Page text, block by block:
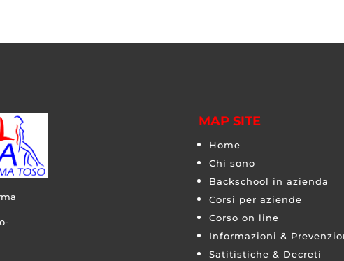
MAP SITE
Home
Chi sono
Backschool in azienda
Corsi per aziende
Corso on line
Informazioni &
Satitistiche & Decreti